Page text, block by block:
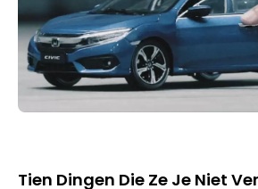
Tien Dingen Die Ze Je Niet